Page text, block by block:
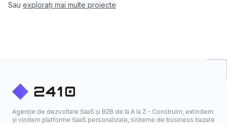
Sau explorați mai multe proiecte
Agenție de dezvoltare SaaS și B2B de la A la Z - Construim, extindem
și vindem platforme SaaS personalizate, sisteme de business bazate